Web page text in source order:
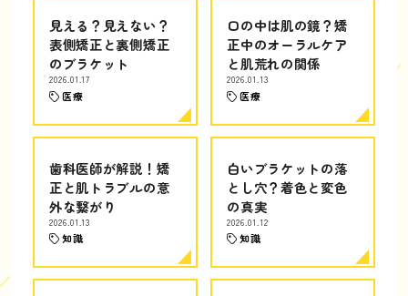
見える？見えない？
表側矯正と裏側矯正
のブラケット
2026.01.17
医療
口の中は肌の鏡？矯
正中のオーラルケア
と肌荒れの関係
2026.01.13
医療
歯科医師が解説！矯
正と肌トラブルの意
外な繋がり
2026.01.13
知識
白いブラケットの落
とし穴？着色と変色
の真実
2026.01.12
知識